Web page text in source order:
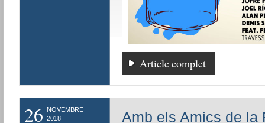
Article complet
26
NOVEMBRE
2018
Amb els Amics de la